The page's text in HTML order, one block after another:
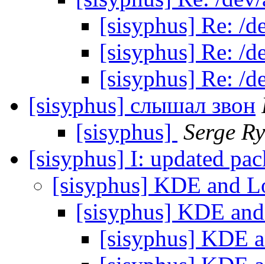
[sisyphus] Re: /
[sisyphus] Re: /
[sisyphus] Re: /
[sisyphus] слышал звон
[sisyphus] Serge
[sisyphus] I: updated
[sisyphus] KDE and
[sisyphus] KDE
[sisyphus] KDE